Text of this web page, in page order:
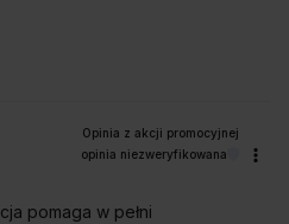
opinia niezweryfikowana
pomaga w pełni